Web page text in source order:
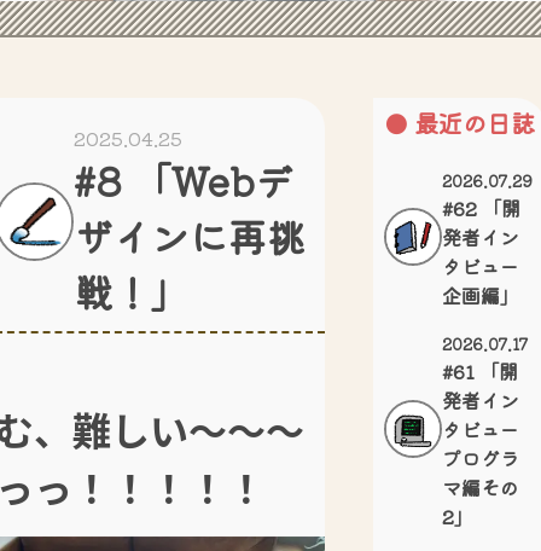
2025.04.25
#8 「Webデ
ザインに再挑
戦！」
、難しい～～～
っ！！！！！
最近の日誌
2026.07.29
#62 「開
発者イン
タビュー
企画編」
2026.07.17
#61 「開
発者イン
タビュー
プログラ
マ編その
2」